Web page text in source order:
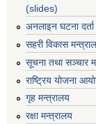
(slides)
अनलाइन घटना दर्ता
सहरी विकास
सूचना तथा सञ्चार
राष्ट्रिय योजना
गृह मन्त्रालय
रक्षा मन्त्रालय